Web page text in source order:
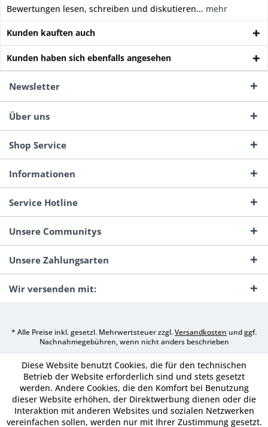
Bewertungen lesen, schreiben und diskutieren... mehr
Kunden kauften auch
Kunden haben sich ebenfalls angesehen
Newsletter
Über uns
Shop Service
Informationen
Service Hotline
Unsere Communitys
Unsere Zahlungsarten
Wir versenden mit:
* Alle Preise inkl. gesetzl. Mehrwertsteuer zzgl.Versandkosten und ggf.
Nachnahmegebühren, wenn nicht anders beschrieben
Diese Website benutzt Cookies, die für den technischen
Betrieb der Website erforderlich sind und stets gesetzt
werden. Andere Cookies, die den Komfort bei Benutzung
dieser Website erhöhen, der Direktwerbung dienen oder die
Interaktion mit anderen Websites und sozialen Netzwerken
vereinfachen sollen, werden nur mit Ihrer Zustimmung gesetzt.